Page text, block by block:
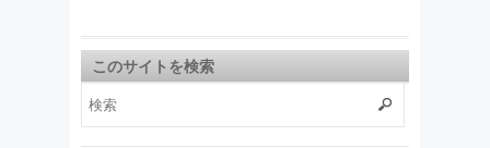
このサイトを検索